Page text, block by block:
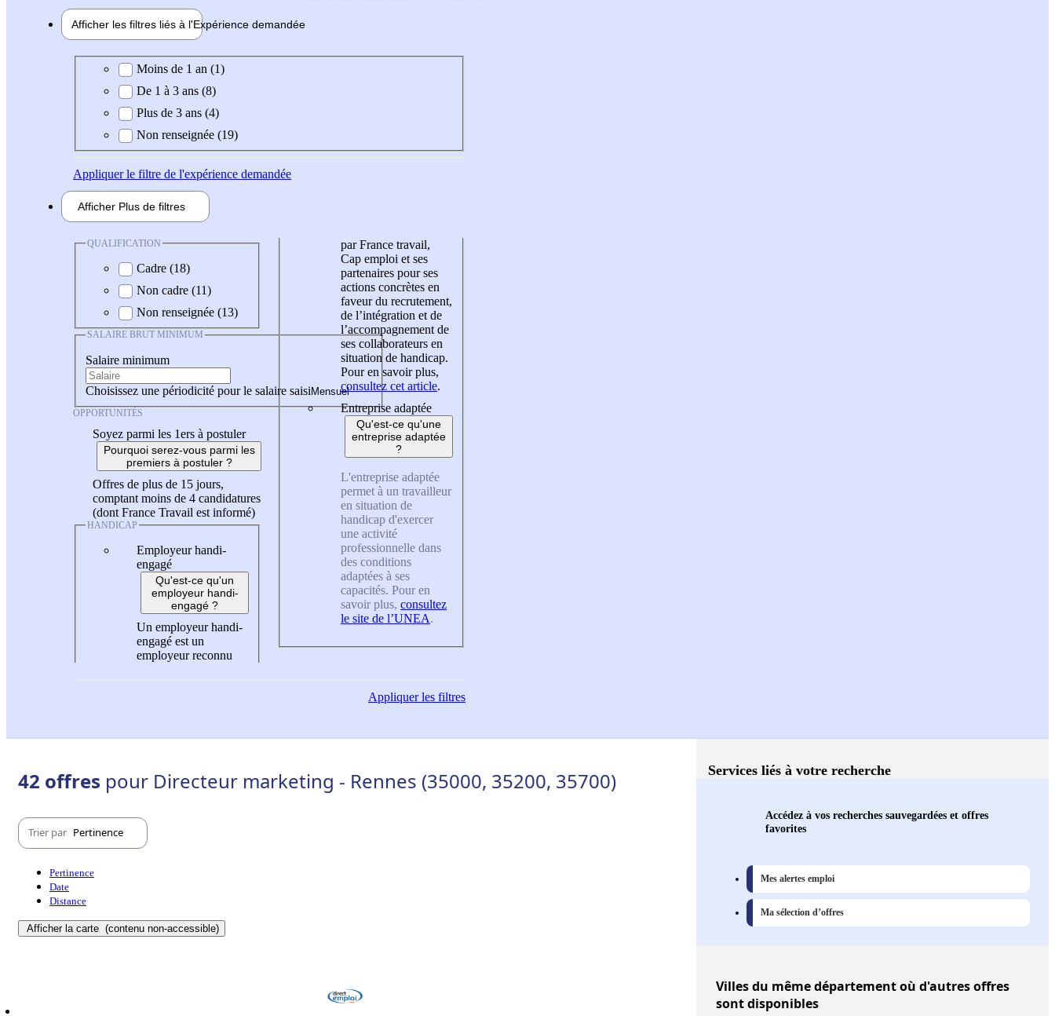
Afficher les filtres liés à l'Expérience demandée
Expérience demandée
Moins de 1 an (1)
De 1 à 3 ans (8)
Plus de 3 ans (4)
Non renseignée (19)
Appliquerle filtre de l'expérience demandée
Afficher Plus de filtres
QUALIFICATION
Cadre (18)
Non cadre (11)
Non renseignée (13)
SALAIRE BRUT MINIMUM
Salaire minimum
Choisissez une périodicité pour le salaire saisi
OPPORTUNITÉS
Soyez parmi les 1ers à postuler
Pourquoi serez-vous parmi les
premiers à postuler ?
Offres de plus de 15 jours,
comptant moins de 4 candidatures
(dont France Travail est informé)
HANDICAP
Employeur handi-
engagé
Qu'est-ce qu'un
employeur handi-
engagé ?
Un employeur handi-
engagé est un
employeur reconnu
par France travail,
Cap emploi et ses
partenaires pour ses
actions concrètes en
faveur du recrutement,
de l’intégration et de
l’accompagnement de
ses collaborateurs en
situation de handicap.
Pour en savoir plus,
consultez cet article.
Entreprise adaptée
Qu'est-ce qu'une
entreprise adaptée
?
L'entreprise adaptée
permet à un travailleur
en situation de
handicap d'exercer
une activité
professionnelle dans
des conditions
adaptées à ses
capacités. Pour en
savoir plus, consultez
le site de l’UNEA.
Appliquerles filtres
42 offres pour Directeur marketing - Rennes (35000, 35200, 35700)
Trier par Pertinence
Pertinence
Date
Distance
Afficher la carte (contenu non-accessible)
Services liés à votre recherche
Accédez à vos recherches sauvegardées et offres
favorites
Mes alertes emploi
Ma sélection d’offres
Villesdu même département où d'autres offres
sont disponibles